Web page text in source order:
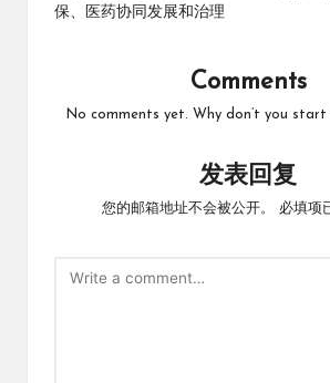
保、医药协同发展和治理
Comments
No comments yet. Why don’t you start
发表回复
您的邮箱地址不会被公开。 必填项